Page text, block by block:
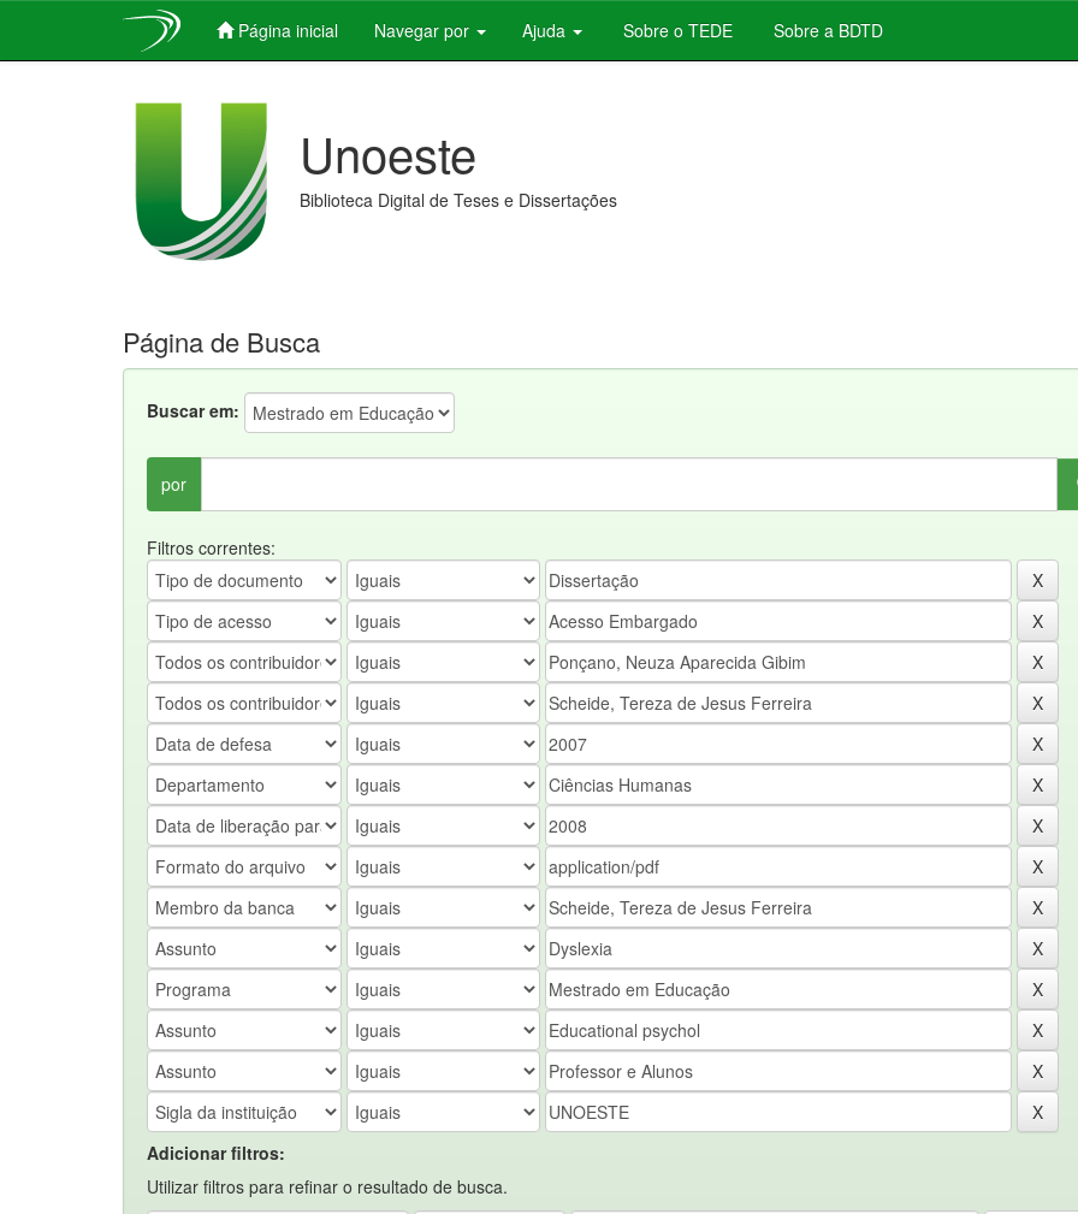
Página inicial Navegar por Ajuda Sobre o TEDE Sobre a BDTD
Unoeste
Biblioteca Digital de Teses e Dissertações
Página de Busca
Buscar em:
por
Filtros correntes:
Adicionar filtros:
Utilizar filtros para refinar o resultado de busca.